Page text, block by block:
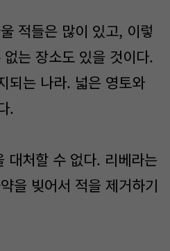
적들은 많이 있고, 이렇
는 장소도 있을 것이다.
되는 나라. 넓은 영토와
.
대처할 수 없다. 리베라는
을 빚어서 적을 제거하기